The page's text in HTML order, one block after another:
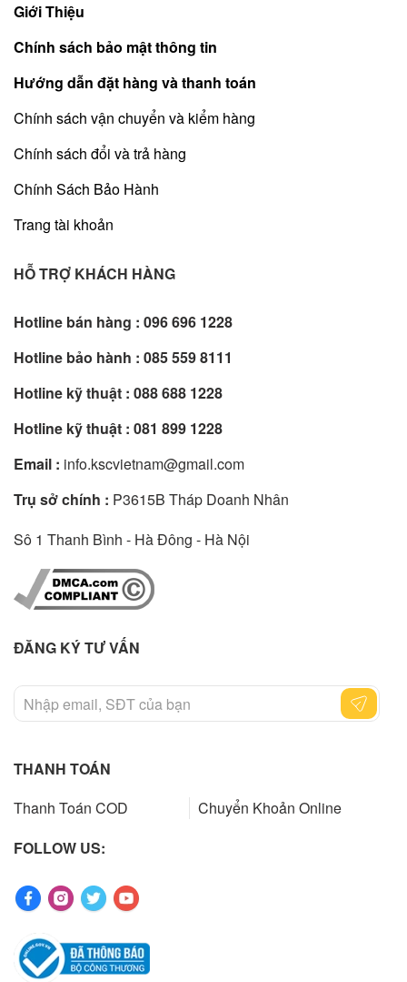
Giới Thiệu
Chính sách bảo mật thông tin
Hướng dẫn đặt hàng và thanh toán
Chính sách vận chuyển và kiểm hàng
Chính sách đổi và trả hàng
Chính Sách Bảo Hành
Trang tài khoản
HỖ TRỢ KHÁCH HÀNG
Hotline bán hàng : 096 696 1228
Hotline bảo hành : 085 559 8111
Hotline kỹ thuật : 088 688 1228
Hotline kỹ thuật : 081 899 1228
Email : info.kscvietnam@gmail.com
Trụ sở chính : P3615B Tháp Doanh Nhân
Sô 1 Thanh Bình - Hà Đông - Hà Nội
ĐĂNG KÝ TƯ VẤN
THANH TOÁN
Thanh Toán COD
Chuyển Khoản Online
FOLLOW US: